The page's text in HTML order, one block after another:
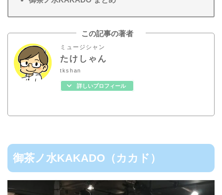
この記事の著者
ミュージシャン
たけしゃん
tkshan
詳しいプロフィール
御茶ノ水KAKADO（カカド）